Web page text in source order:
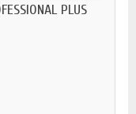
PLUS